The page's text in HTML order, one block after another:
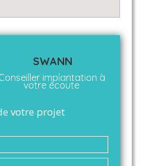
SWANN
implantation à
votre écoute
votre projet